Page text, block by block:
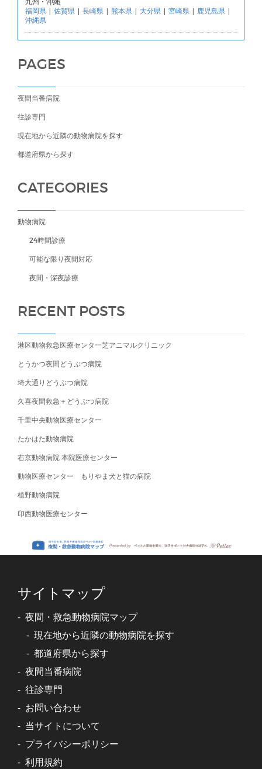
福岡県 | 佐賀県 | 長崎県 | 熊本県 | 大分県 | 宮崎県 | 鹿児島県 |
沖縄県
PAGES
夜間当番病院
往診専門
現在地から近隣の動物病院を探す
都道府県から探す
CATEGORIES
動物病院
24時間診療
可能な限り夜間対応
夜間・深夜診療
RECENT POSTS
港区動物救急医療センター芝アニマルクリニック
とうかつ夜間どうぶつ病院
埼大通りどうぶつ病院
久喜夜間救急＋どうぶつ病院
千里中央動物医療センター
たかはた動物病院
右京動物病院 本院医療センター
動物医療センター もりやま犬と猫の病院
植野動物病院
印西動物医療センター
サイトマップ
夜間・救急動物病院マップ
現在地から近隣の動物病院を探す
都道府県から探す
夜間当番病院
往診専門
お問い合わせ
当サイトについて
プライバシーポリシー
利用規約